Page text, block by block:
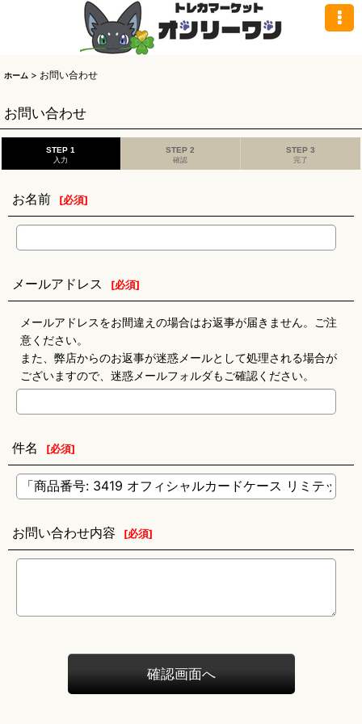
ホーム > お問い合わせ
お問い合わせ
STEP 1
入力
STEP 2
確認
STEP 3
完了
お名前 [必須]
メールアドレス [必須]
メールアドレスをお間違えの場合はお返事が届きません。ご注
意ください。
また、弊店からのお返事が迷惑メールとして処理される場合が
ございますので、迷惑メールフォルダもご確認ください。
件名 [必須]
お問い合わせ内容 [必須]
確認画面へ